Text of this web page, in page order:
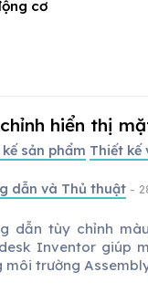
cơ
chỉnh hiển thị
sản phẩm Thiết kế
dẫn và Thủ thuật -
dẫn tùy chỉnh
Inventor giúp
môi trường